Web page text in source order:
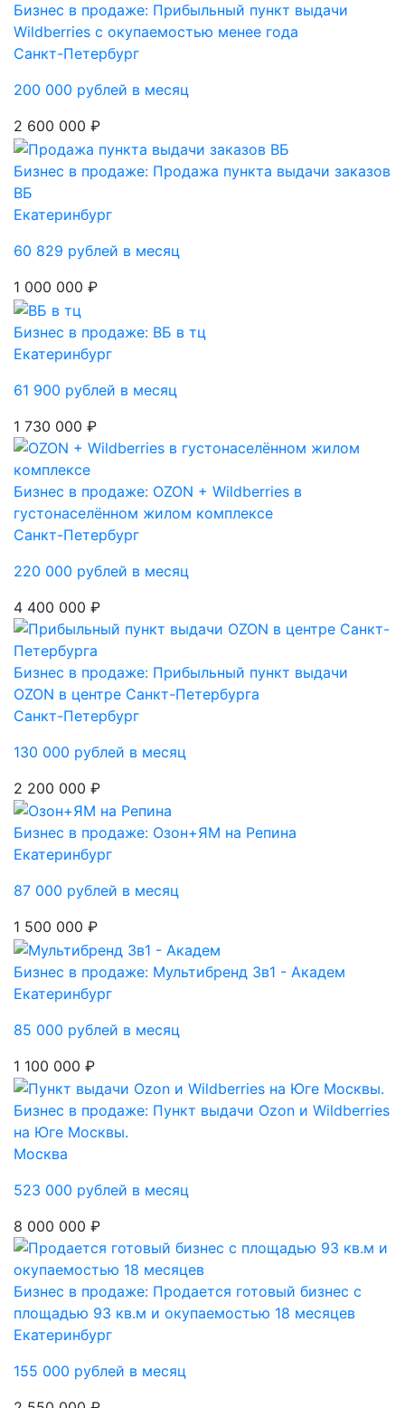
Бизнес в продаже: Прибыльный пункт выдачи
Wildberries с окупаемостью менее года
Санкт-Петербург
200 000 рублей в месяц
2 600 000 ₽
Бизнес в продаже: Продажа пункта выдачи заказов
ВБ
Екатеринбург
60 829 рублей в месяц
1 000 000 ₽
Бизнес в продаже: ВБ в тц
Екатеринбург
61 900 рублей в месяц
1 730 000 ₽
Бизнес в продаже: OZON + Wildberries в
густонаселённом жилом комплексе
Санкт-Петербург
220 000 рублей в месяц
4 400 000 ₽
Бизнес в продаже: Прибыльный пункт выдачи
OZON в центре Санкт-Петербурга
Санкт-Петербург
130 000 рублей в месяц
2 200 000 ₽
Бизнес в продаже: Озон+ЯМ на Репина
Екатеринбург
87 000 рублей в месяц
1 500 000 ₽
Бизнес в продаже: Мультибренд 3в1 - Академ
Екатеринбург
85 000 рублей в месяц
1 100 000 ₽
Бизнес в продаже: Пункт выдачи Ozon и Wildberries
на Юге Москвы.
Москва
523 000 рублей в месяц
8 000 000 ₽
Бизнес в продаже: Продается готовый бизнес с
площадью 93 кв.м и окупаемостью 18 месяцев
Екатеринбург
155 000 рублей в месяц